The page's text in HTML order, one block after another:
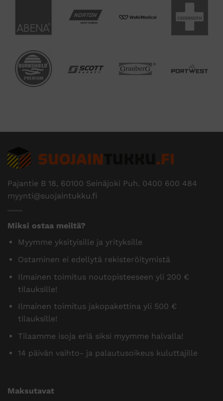
Pajantie B 18, 60100 Seinäjoki Puh. 0400 600 484
myynti@suojaintukku.fi
Miksi ostaa meiltä?
Myymme yksityisille ja yrityksille
Ostaminen ei edellytä rekisteröitymistä
Ilmainen toimitus noutopisteeseen yli 200 €
tilauksille!
Ilmainen toimitus jakopakettina yli 500 €
tilauksille!
Tilaamme isoja eriä siksi myymme halvalla!
14 päivän vaihto- ja palautusoikeus kuluttajille
Maksutavat